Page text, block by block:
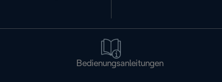
Bedienungsanleitungen